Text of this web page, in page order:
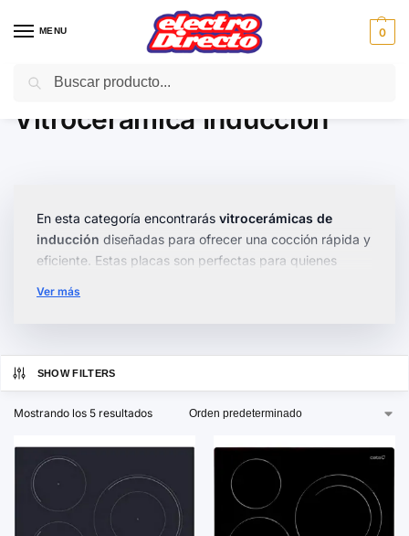
MENU 0
Inicio Gama blanca Encimeras
Vitroceramica Inducción
En esta categoría encontrarás vitrocerámicas de
inducción diseñadas para ofrecer una cocción rápida y
eficiente. Estas placas son perfectas para quienes
al máximo la tecnología de inducción.
cómoda y segura.
Explora nuestras opciones y elige la vitrocerámica que
transformará tu cocina en un espacio innovador y
eficiente.
Ver más
SHOW FILTERS
Mostrando los 5 resultados